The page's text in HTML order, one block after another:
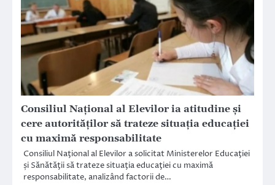
Consiliul Naţional al Elevilor ia atitudine și
cere autorităţilor să trateze situaţia educaţiei
cu maximă responsabilitate
Consiliul Naţional al Elevilor a solicitat Ministerelor Educaţiei
și Sănătăţii să trateze situaţia educaţiei cu maximă
responsabilitate, analizând factorii de…